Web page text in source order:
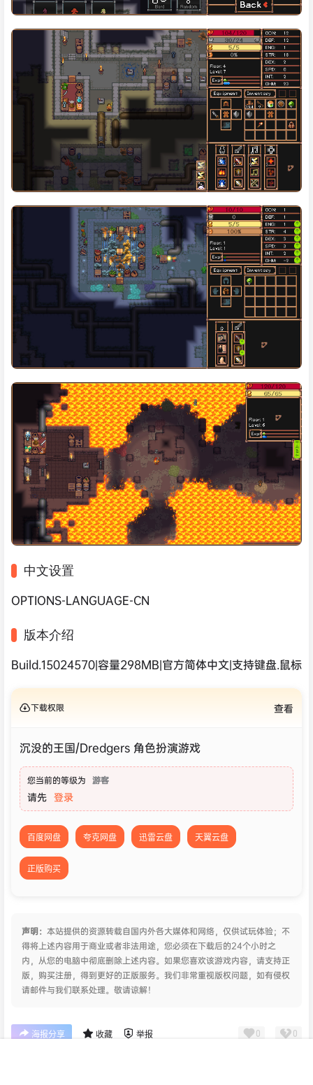
中文设置
OPTIONS-LANGUAGE-CN
版本介绍
Build.15024570|容量298MB|官方简体中文|支持键盘.鼠标
下载权限 查看
沉没的王国/Dredgers 角色扮演游戏
您当前的等级为 游客
请先 登录
百度网盘 夸克网盘 迅雷云盘 天翼云盘
正版购买
声明： 本站提供的资源转载自国内外各大媒体和网络，仅供试玩体验；不
得将上述内容用于商业或者非法用途，您必须在下载后的24个小时之
内，从您的电脑中彻底删除上述内容。如果您喜欢该游戏内容，请支持正
版，购买注册，得到更好的正版服务。我们非常重视版权问题，如有侵权
请邮件与我们联系处理。敬请谅解！
海报分享 收藏 举报 0 0